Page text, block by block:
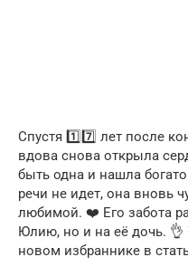
Спустя 1️⃣7️⃣ лет после
вдова снова открыла
быть одна и нашла
речи не идет, она вновь
любимой. ❤️ Его забота
Юлию, но и на её дочь. 👌
новом избраннике в